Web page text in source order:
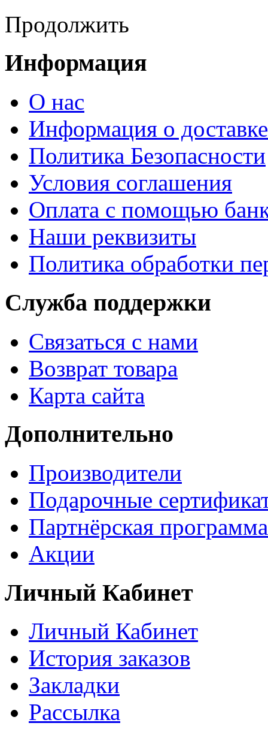
Продолжить
Информация
О нас
Информация о доставке
Политика Безопасности
Условия соглашения
Оплата с помощью
Наши реквизиты
Политика обработки
Служба поддержки
Связаться с нами
Возврат товара
Карта сайта
Дополнительно
Производители
Подарочные
Партнёрская программа
Акции
Личный Кабинет
Личный Кабинет
История заказов
Закладки
Рассылка